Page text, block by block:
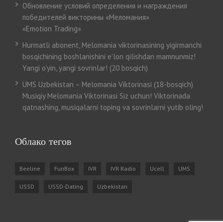
Обновление условий определения и награждения
победителей викторины «Меломания»
«Emotion Trading»
Hurmatli abonent, Melomania viktorinasining yigirmanchi
bosqichining boshlanishini e’lon qilishdan mamnunmiz!
Yangi o’yin, yangi sovrinlar! (20 bosqich)
UMS Uzbekistan – Melomania Viktorinasi (18-bosqich)
Musiqiy Melomania Viktorinasi Siz uchun! Viktorinada
qatnashing, musiqalarni toping va sovrinlarni yutib oling!
Облако тегов
Beeline FunBox IVR IVR Radio Ucell UMS
USSD USSD-Dating Uzbekistan